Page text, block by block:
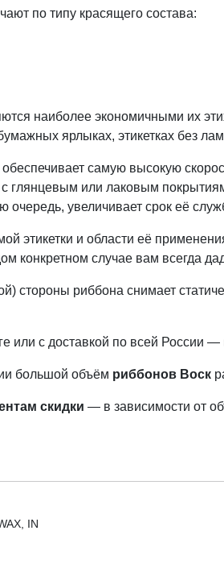
по типу красящего состава:
наиболее экономичными их
ярлыках, этикетках без
самую высокую
с глянцевым или лаковым
очередь, увеличивает срок её
этикетки и области её
конкретном случае вам всегда
стороны риббона снимает
или с доставкой по всей
большой объём риббонов Воск
скидки — в зависимости от
IN